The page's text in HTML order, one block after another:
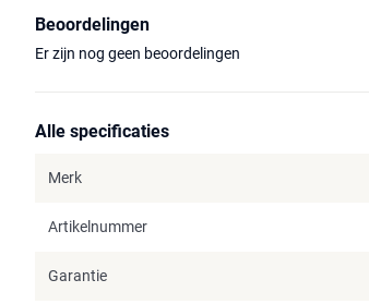
Beoordelingen
Er zijn nog geen beoordelingen
Alle specificaties
Merk
Artikelnummer
Garantie